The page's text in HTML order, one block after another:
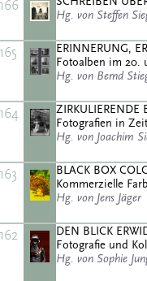
166
Hg. von Steffen
165
ERINNERUNG,
Fotoalben im 20.
Hg. von Bernd
164
ZIRKULIERENDE
Fotografien in
Hg. von Joachim
163
BLACK BOX
Kommerzielle
Hg. von Jens Jäger
162
DEN BLICK
Fotografie und
Hg. von Sophie